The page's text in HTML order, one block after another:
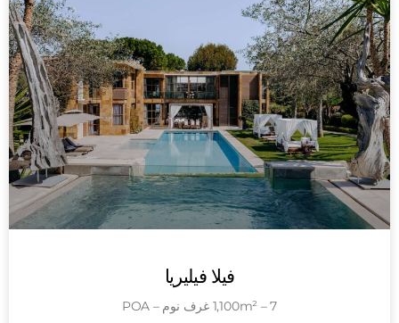
فيلا فيليريا
1,100m² – 7 غرف نوم – POA